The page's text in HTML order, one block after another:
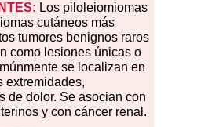
Los piloleiomiomas
cutáneos más
tumores benignos raros
como lesiones únicas o
se localizan en
extremidades,
de dolor. Se asocian con
y con cáncer renal.